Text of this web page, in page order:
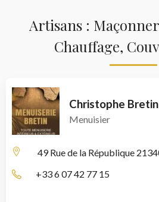
Artisans :
Chauffage,
Christophe Bretin
Menuisier
49 Rue de la République
+33 6 07 42 77 15